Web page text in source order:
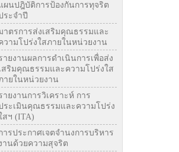
ผนปฎิบัติการป้องกันการทุจริต
ระจำปี
าตรการส่งเสริมคุณธรรมและ
วามโปร่งใสภายในหน่วยงาน
ายงานผลการดำเนินการเพื่อส่ง
สริมคุณธรรมและความโปร่งใส
ายในหน่วยงาน
ายงานการวิเคราะห์ การ
ระเมินคุณธรรมและความโปร่ง
สฯ (ITA)
ารประกาศเจตจำนงการบริหาร
านด้วยความสุจริต